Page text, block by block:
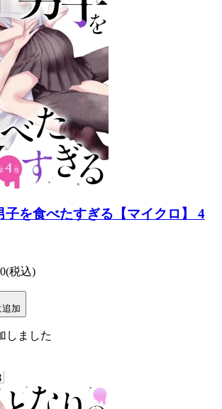
子を食べたすぎる【マイクロ】 4
(税込)
追加
しました